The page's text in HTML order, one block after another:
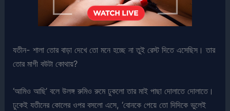
যতীন- শালা তোর বাড়া দেখে তো মনে হচ্ছে না তুই রেস্ট দিতে এসেছিস। তার
তোর মাগী বউটা কোথায়?
‘আমিও আছি’ বলে উলঙ্গ রুমিও রুমে ঢুকলো তার মাই পাছা দোলাতে দোলাতে।
ঢুকেই যতীনের কোলের ওপর বসলো এসে, ‘বোনকে পেয়ে তো দিদিকে ভুলেই